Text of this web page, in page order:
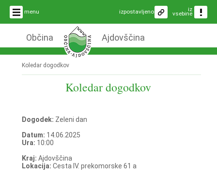
menu iz
vsebine
izpostavljeno
Občina Ajdovščina
Koledar dogodkov
Koledar dogodkov
Dogodek: Zeleni dan
Datum: 14.06.2025
Ura: 10:00
Kraj: Ajdovščina
Lokacija: Cesta IV. prekomorske 61 a